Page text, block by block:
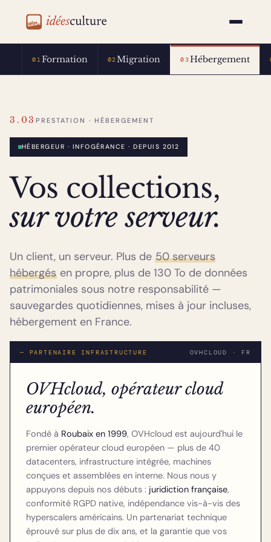
idéesculture
01Formation 02Migration 03Hébergement
3.03PRESTATION · HÉBERGEMENT
HÉBERGEUR · INFOGÉRANCE · DEPUIS 2012
Vos collections,
sur votre serveur.
Un client, un serveur. Plus de 50 serveurs
hébergésen propre, plus de 130 To de données
patrimoniales sous notre responsabilité —
sauvegardes quotidiennes, mises à jour incluses,
hébergement en France.
— PARTENAIRE INFRASTRUCTURE OVHCLOUD · FR
OVHcloud, opérateur cloud
européen.
Fondé à Roubaix en 1999, OVHcloud est aujourd'hui le
premier opérateur cloud européen — plus de 40
datacenters, infrastructure intégrée, machines
conçues et assemblées en interne. Nous nous y
appuyons depuis nos débuts : juridiction française,
conformité RGPD native, indépendance vis-à-vis des
hyperscalers américains. Un partenariat technique
éprouvé sur plus de dix ans, et la garantie que vos